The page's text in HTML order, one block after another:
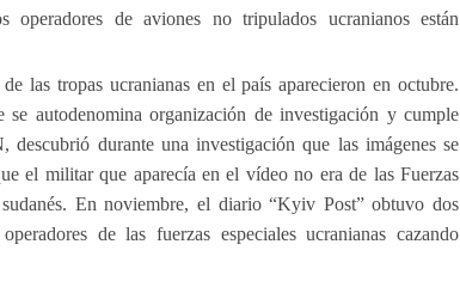
de aviones no tripulados ucranianos están
las tropas ucranianas en el país aparecieron en octubre.
autodenomina organización de investigación y cumple
durante una investigación que las imágenes se
el militar que aparecía en el vídeo no era de las Fuerzas
En noviembre, el diario “Kyiv Post” obtuvo dos
de las fuerzas especiales ucranianas cazando